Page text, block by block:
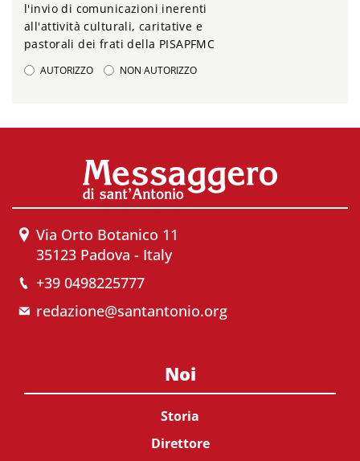
l'invio di comunicazioni inerenti
all'attività culturali, caritative e
pastorali dei frati della PISAPFMC
AUTORIZZO NON AUTORIZZO
Via Orto Botanico 11
35123 Padova - Italy
+39 0498225777
redazione@santantonio.org
Noi
Storia
Direttore